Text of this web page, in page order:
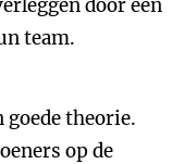
door een
team.
theorie.
op de